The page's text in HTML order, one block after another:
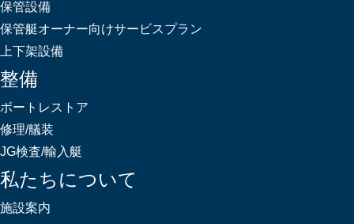
保管設備
保管艇オーナー向けサービスプラン
上下架設備
整備
ボートレストア
修理/艤装
JG検査/輸入艇
私たちについて
施設案内